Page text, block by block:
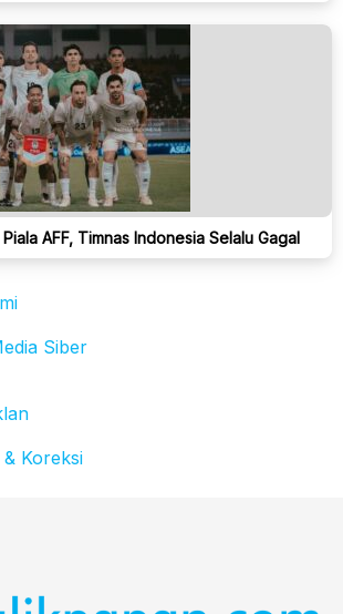
AFF, Timnas Indonesia Selalu Gagal
Siber
Koreksi